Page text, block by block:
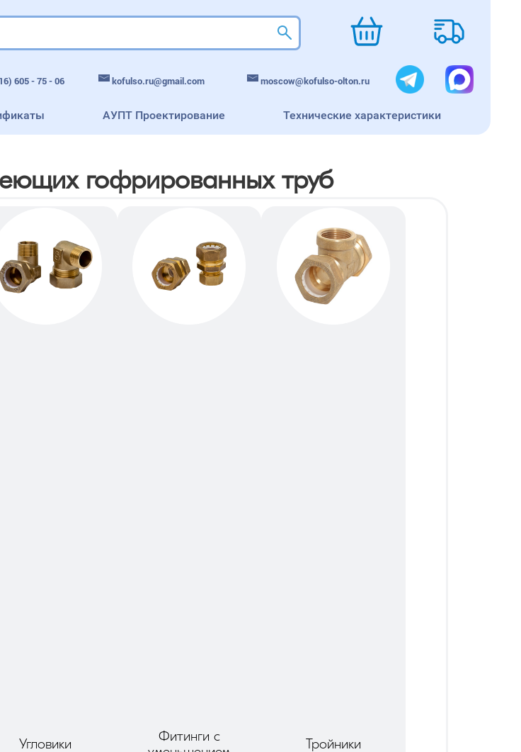
605 - 75 - 06 kofulso.ru@gmail.com moscow@kofulso-olton.ru
АУПТ Проектирование Технические характеристики
гофрированных труб
Угловики
Фитинги с
Тройники